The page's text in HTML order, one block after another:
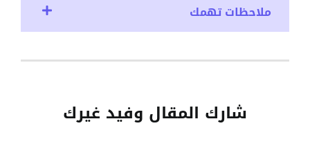
ملاحظات تهمك
شارك المقال وفيد غيرك